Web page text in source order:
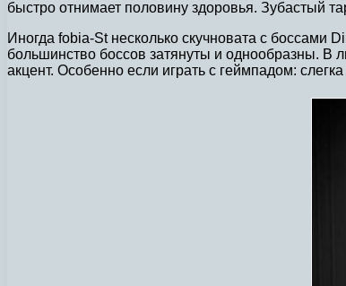
быстро отнимает половину здоровья. Зубастый
Иногда fobia-St несколько скучновата с боссами
большинство боссов затянуты и однообразны. В
акцент. Особенно если играть с геймпадом: